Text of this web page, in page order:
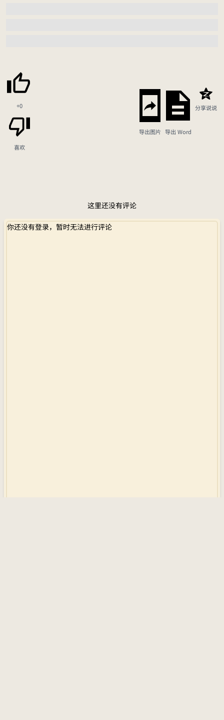
+0
喜欢
导出图片 导出 Word
分享说说
这里还没有评论
你还没有登录，暂时无法进行评论